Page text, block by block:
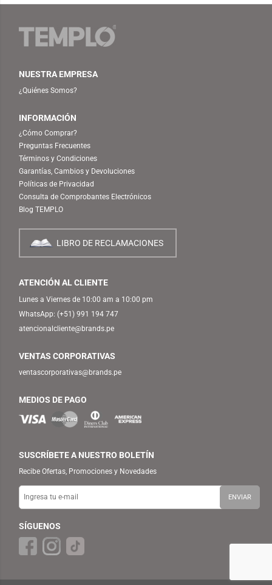
NUESTRA EMPRESA
¿Quiénes Somos?
INFORMACIÓN
¿Cómo Comprar?
Preguntas Frecuentes
Términos y Condiciones
Garantías, Cambios y Devoluciones
Políticas de Privacidad
Consulta de Comprobantes Electrónicos
Blog TEMPLO
LIBRO DE RECLAMACIONES
ATENCIÓN AL CLIENTE
Lunes a Viernes de 10:00 am a 10:00 pm
WhatsApp: (+51) 991 194 747
atencionalcliente@brands.pe
VENTAS CORPORATIVAS
ventascorporativas@brands.pe
MEDIOS DE PAGO
SUSCRÍBETE A NUESTRO BOLETÍN
Recibe Ofertas, Promociones y Novedades
SÍGUENOS